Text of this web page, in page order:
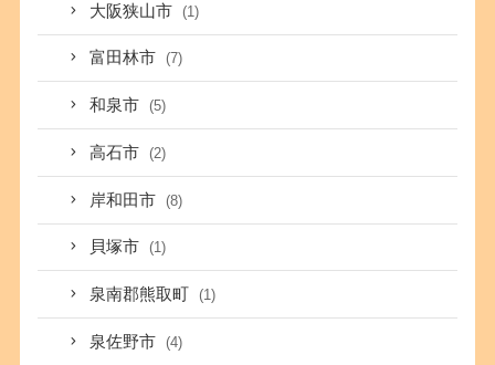
大阪狭山市 (1)
富田林市 (7)
和泉市 (5)
高石市 (2)
岸和田市 (8)
貝塚市 (1)
泉南郡熊取町 (1)
泉佐野市 (4)